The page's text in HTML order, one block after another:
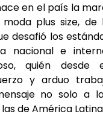
en el país la
moda plus size,
desafió los
nacional e
quién desde
y arduo
no solo a
de América